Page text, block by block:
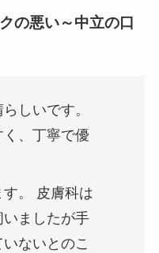
の悪い～中立の口
しいです。
、丁寧で優
。 皮膚科は
ましたが手
ないとのこ